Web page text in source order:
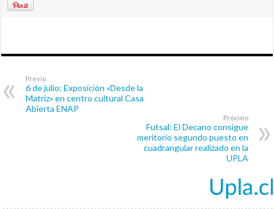
Previo
6 de julio: Exposición «Desde la
Matriz» en centro cultural Casa
Abierta ENAP
Próximo
Futsal: El Decano consigue
meritorio segundo puesto en
cuadrangular realizado en la
UPLA